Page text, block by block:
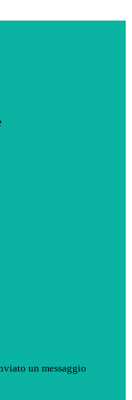
un messaggio